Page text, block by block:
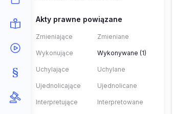
Akty prawne powiązane
Zmieniające Zmieniane
Wykonujące Wykonywane (1)
Uchylające Uchylane
Ujednolicające Ujednolicane
Interpretujące Interpretowane